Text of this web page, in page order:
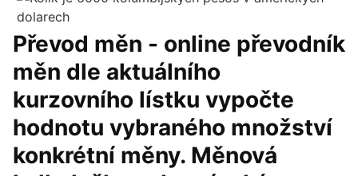
Převod měn - online převodník
měn dle aktuálního
kurzovního lístku vypočte
hodnotu vybraného množství
konkrétní měny. Měnová